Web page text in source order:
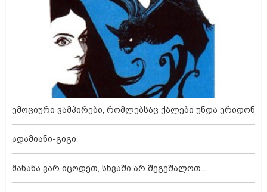
ემოციური ვამპირები, რომლებსაც ქალები უნდა ერიდონ
ადამიანი-გიგი
მანანა ვარ იცოდეთ, სხვაში არ შეგეშალოთ...